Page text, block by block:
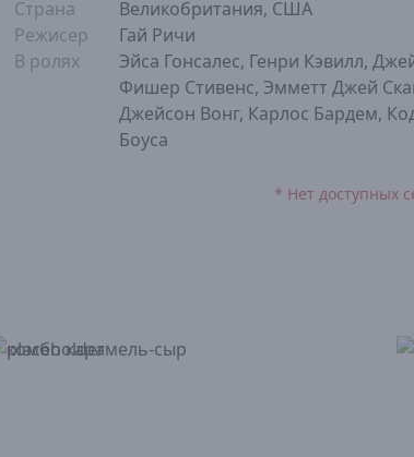
Страна
Великобритания, США
Режисер
Гай Ричи
В ролях
Эйса Гонсалес, Генри Кэвилл,
Фишер Стивенс, Эмметт Джей
Джейсон Вонг, Карлос Бардем,
Боуса
* Нет доступных